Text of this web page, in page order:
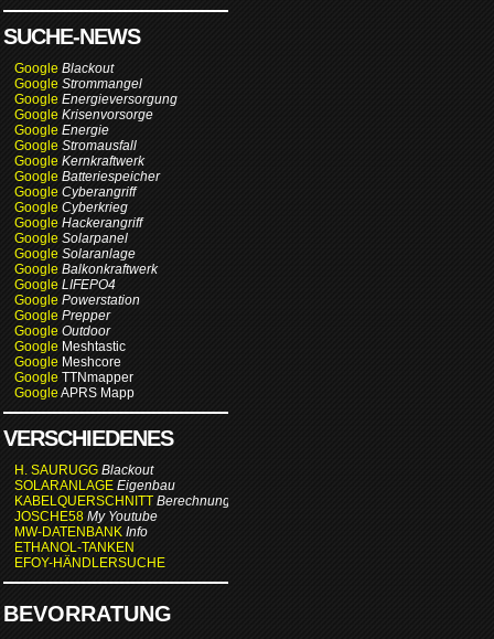
SUCHE-NEWS
Google Blackout
Google Strommangel
Google Energieversorgung
Google Krisenvorsorge
Google Energie
Google Stromausfall
Google Kernkraftwerk
Google Batteriespeicher
Google Cyberangriff
Google Cyberkrieg
Google Hackerangriff
Google Solarpanel
Google Solaranlage
Google Balkonkraftwerk
Google LIFEPO4
Google Powerstation
Google Prepper
Google Outdoor
Google Meshtastic
Google Meshcore
Google TTNmapper
Google APRS Mapp
VERSCHIEDENES
H. SAURUGG Blackout
SOLARANLAGE Eigenbau
KABELQUERSCHNITT Berechnung
JOSCHE58 My Youtube
MW-DATENBANK Info
ETHANOL-TANKEN
EFOY-HÄNDLERSUCHE
BEVORRATUNG